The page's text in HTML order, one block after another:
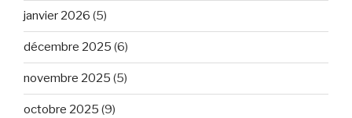
janvier 2026 (5)
décembre 2025 (6)
novembre 2025 (5)
octobre 2025 (9)